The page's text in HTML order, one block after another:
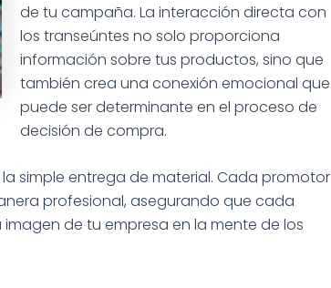
de tu campaña. La interacción directa con
los transeúntes no solo proporciona
información sobre tus productos, sino que
también crea una conexión emocional que
puede ser determinante en el proceso de
decisión de compra.
simple entrega de material. Cada promotor
profesional, asegurando que cada
de tu empresa en la mente de los